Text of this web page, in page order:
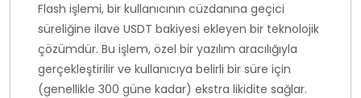
Flash işlemi, bir kullanıcının cüzdanına geçici
süreliğine ilave USDT bakiyesi ekleyen bir teknolojik
çözümdür. Bu işlem, özel bir yazılım aracılığıyla
gerçekleştirilir ve kullanıcıya belirli bir süre için
(genellikle 300 güne kadar) ekstra likidite sağlar.